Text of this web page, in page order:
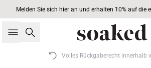
Melden Sie sich hier an und erhalten 10% auf die
Suche
Volles Rückgaberecht innerhalb